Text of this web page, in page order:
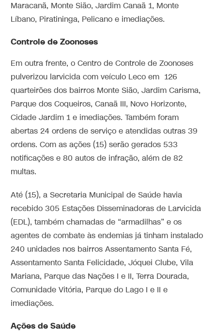
Maracanã, Monte Sião, Jardim Canaã 1, Monte
Líbano, Piratininga, Pelicano e imediações.
Controle de Zoonoses
Em outra frente, o Centro de Controle de Zoonoses
pulverizou larvicida com veículo Leco em 126
quarteirões dos bairros Monte Sião, Jardim Carisma,
Parque dos Coqueiros, Canaã III, Novo Horizonte,
Cidade Jardim 1 e imediações. Também foram
abertas 24 ordens de serviço e atendidas outras 39
ordens. Com as ações (15) serão gerados 533
notificações e 80 autos de infração, além de 82
multas.
Até (15), a Secretaria Municipal de Saúde havia
recebido 305 Estações Disseminadoras de Larvicida
(EDL), também chamadas de “armadilhas” e os
agentes de combate às endemias já tinham instalado
240 unidades nos bairros Assentamento Santa Fé,
Assentamento Santa Felicidade, Jóquei Clube, Vila
Mariana, Parque das Nações I e II, Terra Dourada,
Comunidade Vitória, Parque do Lago I e II e
imediações.
Ações de Saúde